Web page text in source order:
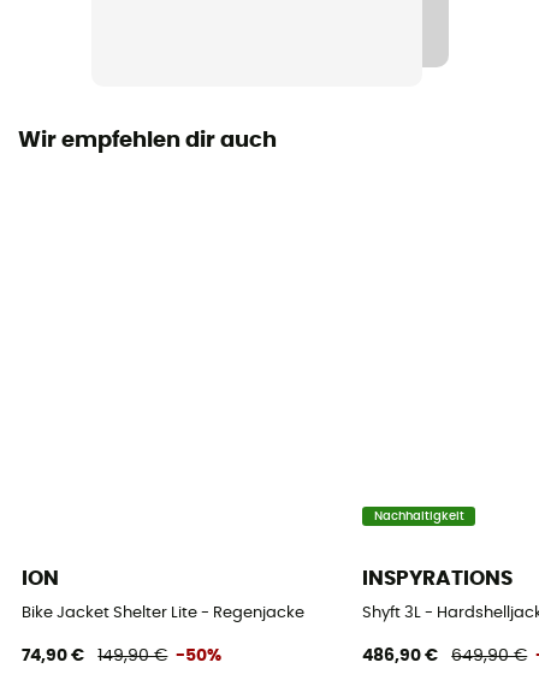
Wir empfehlen dir auch
ION
Bike Jacket Shelter Lite - Regenjacke
74,90 € 149,90 € -50%
Nachhaltigkeit
INSPYRATIONS
Shyft 3L -
486,90 € 649,90 €